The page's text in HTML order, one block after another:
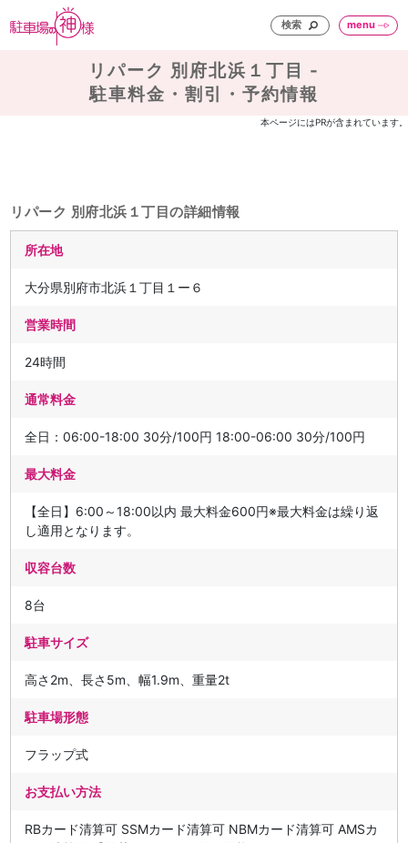
検索 menu
リパーク 別府北浜１丁目 -
駐車料金・割引・予約情報
本ページにはPRが含まれています。
リパーク 別府北浜１丁目の詳細情報
所在地
大分県別府市北浜１丁目１ー６
営業時間
24時間
通常料金
全日：06:00-18:00 30分/100円 18:00-06:00 30分/100円
最大料金
【全日】6:00～18:00以内 最大料金600円※最大料金は繰り返
し適用となります。
収容台数
8台
駐車サイズ
高さ2m、長さ5m、幅1.9m、重量2t
駐車場形態
フラップ式
お支払い方法
RBカード清算可 SSMカード清算可 NBMカード清算可 AMSカ